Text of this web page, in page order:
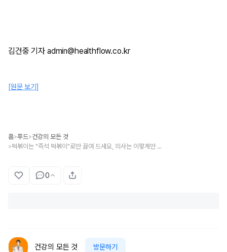
김건중 기자 admin@healthflow.co.kr
[원문 보기]
홈>푸드>건강의 모든 것
> 떡볶이는 "즉석 떡볶이"로만 끓여 드세요, 의사는 이렇게만 먹습니다.
0
건강의 모든 것 방문하기